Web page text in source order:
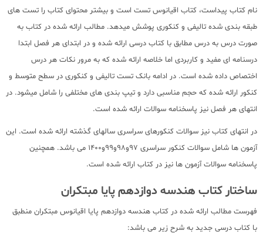
نام کتاب پیداست، کتاب اقیانوس تست است و بیشتر محتوای کتاب را تست های
طبقه بندی شده تالیفی و کنکوری پوشش میدهد. مطالب ارائه شده در کتاب به
صورت درس به درس مطابق با کتاب درسی ارائه شده و در ابتدای هر فصل ابتدا
درسنامه ای مفید و کاربردی اما خلاصه ارائه شده که به مرور نکات هر درس
اختصاص داده شده است. در ادامه بانک تست تالیفی و کنکوری در سطح متوسط و
کنکور ارائه شده که حجم مناسبی دارد و تیپ بندی های مختلفی را شامل میشود. در
انتهای هر فصل نیز پاسخنامه سوالات ارائه شده است.
در انتهای کتاب نیز سوالات کنکورهای سراسری سالهای گذشته ارائه شده است. این
آزمون ها شامل سوالات کنکور سراسری 97و98و99و1400 می باشد. همچنین
پاسخنامه سوالات آزمون ها نیز در کتاب ارائه شده است.
ساختار کتاب هندسه دوازدهم پایا مبتکران
فهرست مطالب ارائه شده در کتاب هندسه دوازدهم پایا اقیانوس مبتکران منطبق
با کتاب درسی جدید به شرح زیر می باشد: